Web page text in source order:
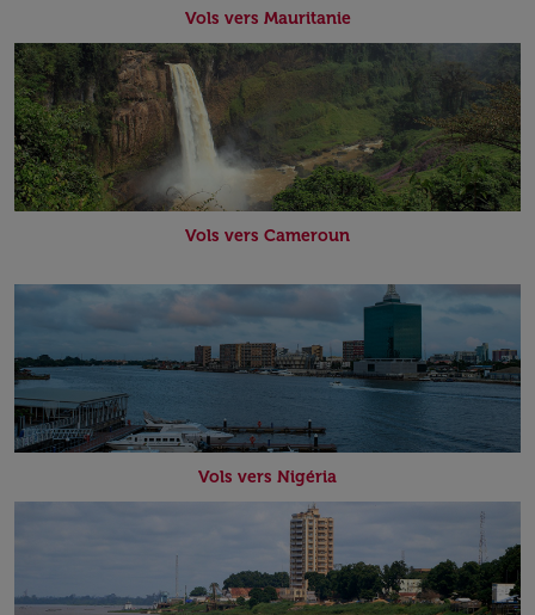
Vols vers Mauritanie
Vols vers Cameroun
Vols vers Nigéria